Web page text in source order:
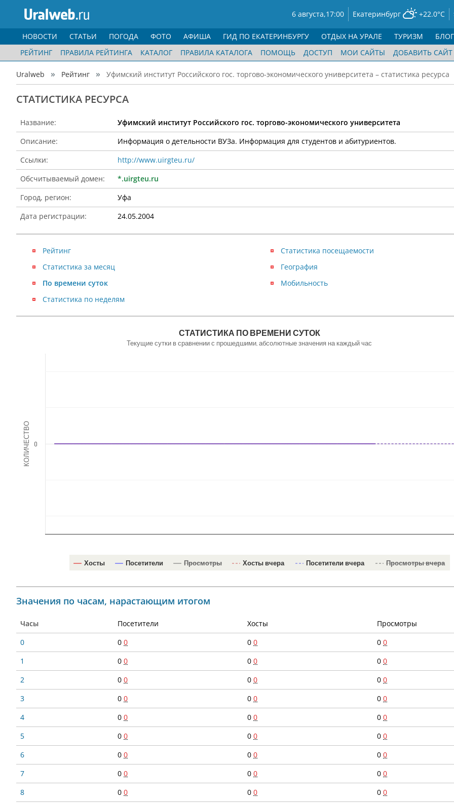
6 августа,17:00 Екатеринбург +22.0°C
НОВОСТИ СТАТЬИ ПОГОДА ФОТО АФИША ГИД ПО ЕКАТЕРИНБУРГУ ОТДЫХ НА УРАЛЕ ТУРИЗМ
РЕЙТИНГ
ПРАВИЛА РЕЙТИНГА КАТАЛОГ ПРАВИЛА КАТАЛОГА ПОМОЩЬ ДОСТУП МОИ САЙТЫ ДОБАВИТЬ САЙТ
Uralweb Рейтинг Уфимский институт Российского гос. торгово-экономического университета – статистика ресурса
CТАТИСТИКА РЕСУРСА
Название:
Уфимский институт Российского гос. торгово-экономического университета
Описание:
Информация о детельности ВУЗа. Информация для студентов и абитуриентов.
Ссылки:
http://www.uirgteu.ru/
Обсчитываемый домен:
*.uirgteu.ru
Город, регион:
Уфа
Дата регистрации:
24.05.2004
Рейтинг
Статистика посещаемости
Статистика за месяц
География
По времени суток
Мобильность
Статистика по неделям
КОЛИЧЕСТВО
СТАТИСТИКА ПО ВРЕМЕНИ СУТОК
Текущие сутки в сравнении с прошедшими, абсолютные значения на каждый час
Хосты Посетители Просмотры Хосты вчера Посетители вчера Просмотры вчера
0
Значения по часам, нарастающим итогом
Часы Посетители Хосты
Просмотры
0
0 0 0 0 0 0
1
0 0 0 0 0 0
2
0 0 0 0 0 0
3
0 0 0 0 0 0
4
0 0 0 0 0 0
5
0 0 0 0 0 0
6
0 0 0 0 0 0
7
0 0 0 0 0 0
8
0 0 0 0 0 0